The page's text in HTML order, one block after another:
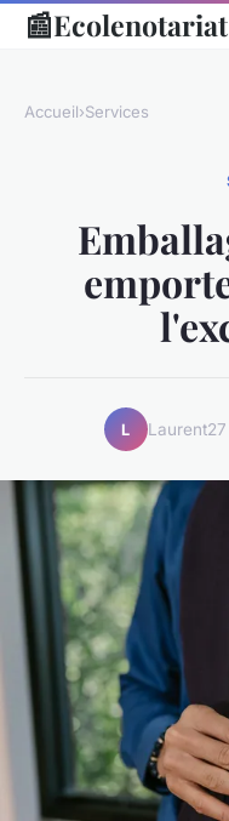
📰
Accueil›Services
L Laurent